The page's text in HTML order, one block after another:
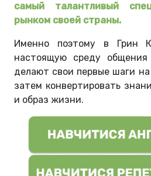
самый талантливый
рынком своей страны.
Именно поэтому в Грин
настоящую среду
делают свои первые шаги
затем конвертировать
и образ жизни.